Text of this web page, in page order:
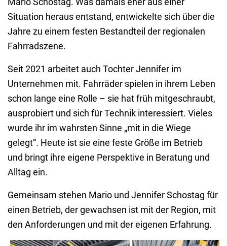
Situation heraus entstand, entwickelte sich über die
Jahre zu einem festen Bestandteil der regionalen
Fahrradszene.
Seit 2021 arbeitet auch Tochter Jennifer im
Unternehmen mit. Fahrräder spielen in ihrem Leben
schon lange eine Rolle – sie hat früh mitgeschraubt,
ausprobiert und sich für Technik interessiert. Vieles
wurde ihr im wahrsten Sinne „mit in die Wiege
gelegt“. Heute ist sie eine feste Größe im Betrieb
und bringt ihre eigene Perspektive in Beratung und
Alltag ein.
Gemeinsam stehen Mario und Jennifer Schostag für
einen Betrieb, der gewachsen ist mit der Region, mit
den Anforderungen und mit der eigenen Erfahrung.